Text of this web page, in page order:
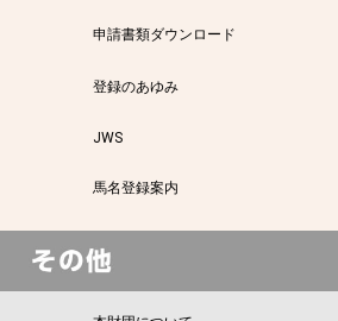
申請書類ダウンロード
登録のあゆみ
JWS
馬名登録案内